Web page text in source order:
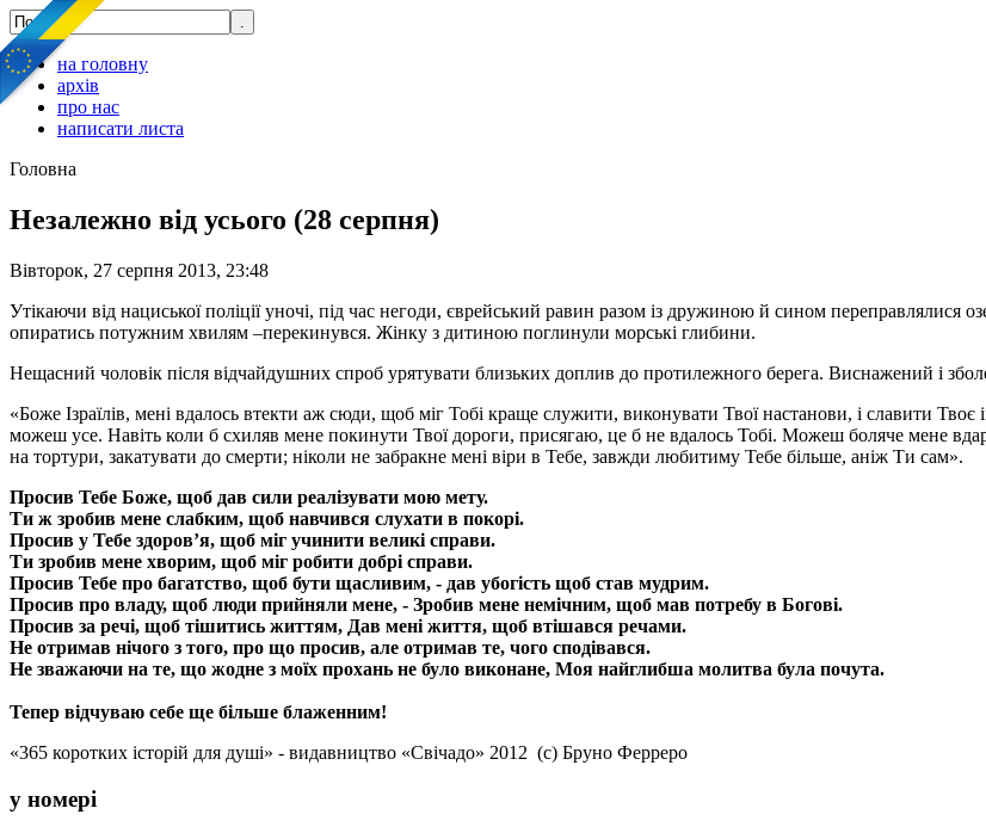
на головну
архів
про нас
написати листа
Головна
Незалежно від усього (28 серпня)
Вівторок, 27 серпня 2013, 23:48
Утікаючи від нациської поліції уночі, під час негоди, єврейський равин разом із дружиною й сином переправлялися
опиратись потужним хвилям –перекинувся. Жінку з дитиною поглинули морські глибини.
Нещасний чоловік після відчайдушних спроб урятувати близьких доплив до протилежного берега. Виснажений і
«Боже Ізраїлів, мені вдалось втекти аж сюди, щоб міг Тобі краще служити, виконувати Твої настанови, і славити
можеш усе. Навіть коли б схиляв мене покинути Твої дороги, присягаю, це б не вдалось Тобі. Можеш боляче мене
на тортури, закатувати до смерти; ніколи не забракне мені віри в Тебе, завжди любитиму Тебе більше, аніж Ти сам».
Просив Тебе Боже, щоб дав сили реалізувати мою мету.
Ти ж зробив мене слабким, щоб навчився слухати в покорі.
Просив у Тебе здоров’я, щоб міг учинити великі справи.
Ти зробив мене хворим, щоб міг робити добрі справи.
Просив Тебе про багатство, щоб бути щасливим, - дав убогість щоб став мудрим.
Просив про владу, щоб люди прийняли мене, - Зробив мене немічним, щоб мав потребу в Богові.
Просив за речі, щоб тішитись життям, Дав мені життя, щоб втішався речами.
Не отримав нічого з того, про що просив, але отримав те, чого сподівався.
Не зважаючи на те, що жодне з моїх прохань не було виконане, Моя найглибша молитва була почута.
Тепер відчуваю себе ще більше блаженним!
«365 коротких історій для душі» - видавництво «Свічадо» 2012 (с) Бруно Ферреро
у номері